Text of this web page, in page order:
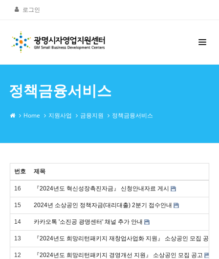
로그인
정책금융서비스
Home 지원사업 금융지원 정책금융서비스
번호 제목
16 『2024년도 혁신성장촉진자금』 신청안내자료 게시
15 2024년 소상공인 정책자금(대리대출) 2분기 접수안내
14 카카오톡 '소진공 광명센터' 채널 추가 안내
13 『2024년도 희망리턴패키지 재창업사업화 지원』 소상공인 모집 공고
12 『2024년도 희망리턴패키지 경영개선 지원』 소상공인 모집 공고